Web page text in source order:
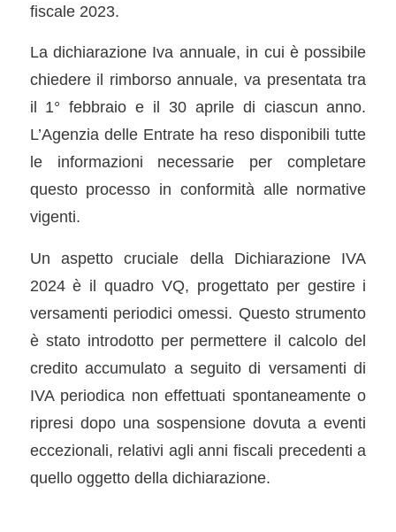
fiscale 2023.
La dichiarazione Iva annuale, in cui è possibile
chiedere il rimborso annuale, va presentata tra
il 1° febbraio e il 30 aprile di ciascun anno.
L’Agenzia delle Entrate ha reso disponibili tutte
le informazioni necessarie per completare
questo processo in conformità alle normative
vigenti.
Un aspetto cruciale della Dichiarazione IVA
2024 è il quadro VQ, progettato per gestire i
versamenti periodici omessi. Questo strumento
è stato introdotto per permettere il calcolo del
credito accumulato a seguito di versamenti di
IVA periodica non effettuati spontaneamente o
ripresi dopo una sospensione dovuta a eventi
eccezionali, relativi agli anni fiscali precedenti a
quello oggetto della dichiarazione.